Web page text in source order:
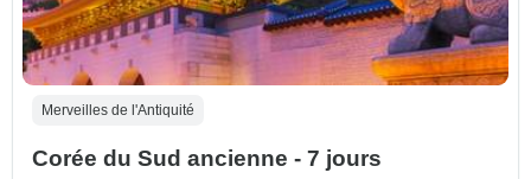
Merveilles de l'Antiquité
Corée du Sud ancienne - 7 jours